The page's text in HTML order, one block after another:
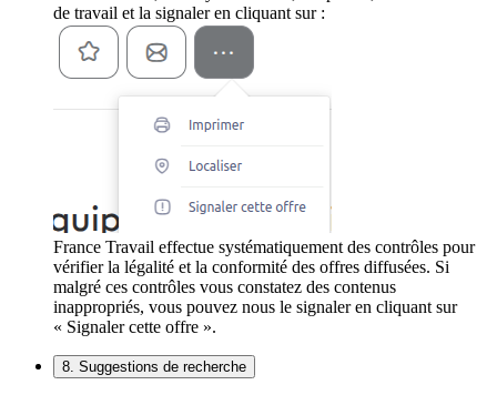
de travail et la signaler en cliquant sur :
France Travail effectue systématiquement des contrôles pour
vérifier la légalité et la conformité des offres diffusées. Si
malgré ces contrôles vous constatez des contenus
inappropriés, vous pouvez nous le signaler en cliquant sur
« Signaler cette offre ».
8. Suggestions de recherche